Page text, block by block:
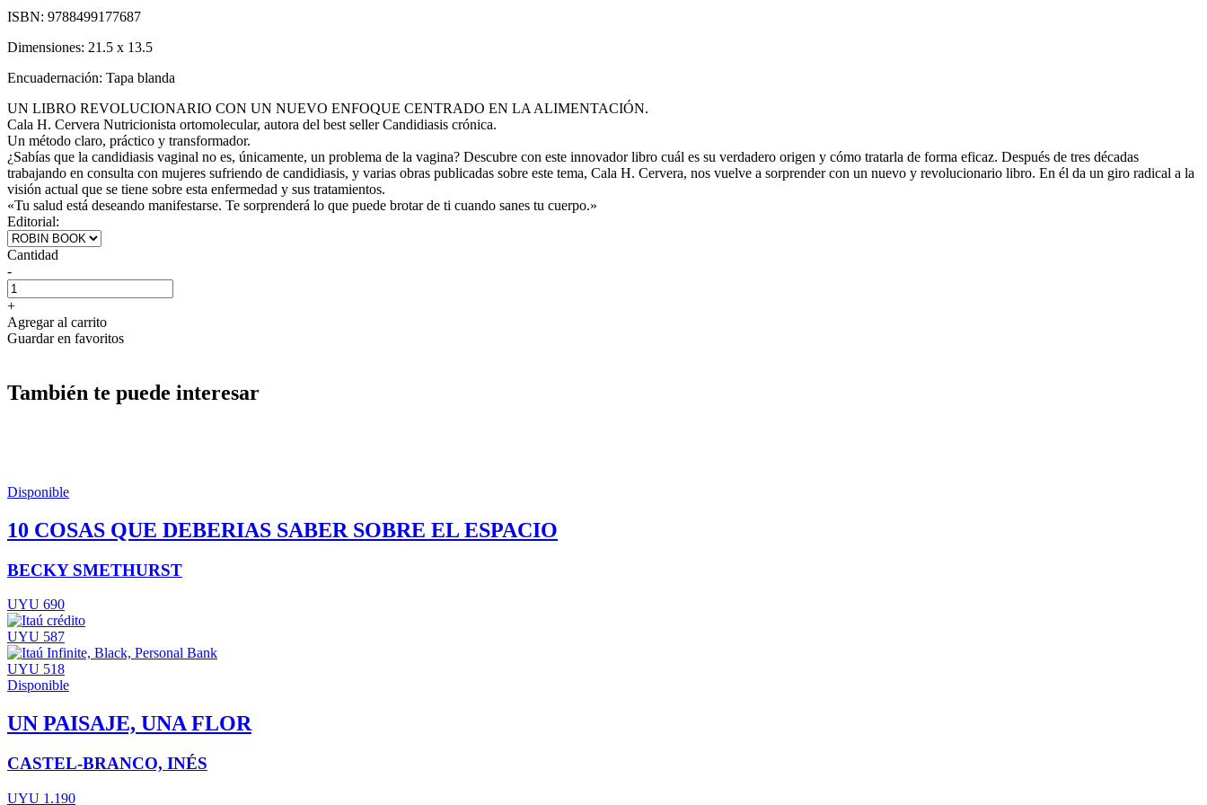
ISBN: 9788499177687
Dimensiones: 21.5 x 13.5
Encuadernación: Tapa blanda
UN LIBRO REVOLUCIONARIO CON UN NUEVO ENFOQUE CENTRADO EN LA ALIMENTACIÓN.
Cala H. Cervera Nutricionista ortomolecular, autora del best seller Candidiasis crónica.
Un método claro, práctico y transformador.
¿Sabías que la candidiasis vaginal no es, únicamente, un problema de la vagina? Descubre con este innovador libro cuál es su verdadero origen y cómo tratarla de forma eficaz. Después de tres décadas
trabajando en consulta con mujeres sufriendo de candidiasis, y varias obras publicadas sobre este tema, Cala H. Cervera, nos vuelve a sorprender con un nuevo y revolucionario libro. En él da un giro radical a la
visión actual que se tiene sobre esta enfermedad y sus tratamientos.
«Tu salud está deseando manifestarse. Te sorprenderá lo que puede brotar de ti cuando sanes tu cuerpo.»
Editorial:
Cantidad
-
+
Agregar al carrito
Guardar en favoritos
También te puede interesar
Disponible
10 COSAS QUE DEBERIAS SABER SOBRE EL ESPACIO
BECKY SMETHURST
UYU 690
UYU 587
UYU 518
Disponible
UN PAISAJE, UNA FLOR
CASTEL-BRANCO, INÉS
UYU 1.190